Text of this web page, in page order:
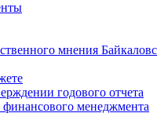
мнения
годового отчета
менеджмента